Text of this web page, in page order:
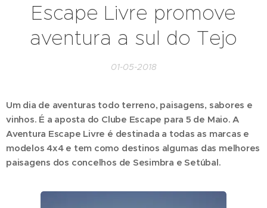
Escape Livre promove
aventura a sul do Tejo
01-05-2018
Um dia de aventuras todo terreno, paisagens, sabores e
vinhos. É a aposta do Clube Escape para 5 de Maio. A
Aventura Escape Livre é destinada a todas as marcas e
modelos 4x4 e tem como destinos algumas das melhores
paisagens dos concelhos de Sesimbra e Setúbal.